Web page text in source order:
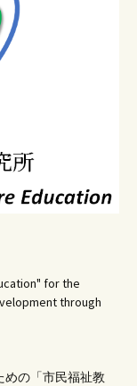
for the
through
の「市民福祉教